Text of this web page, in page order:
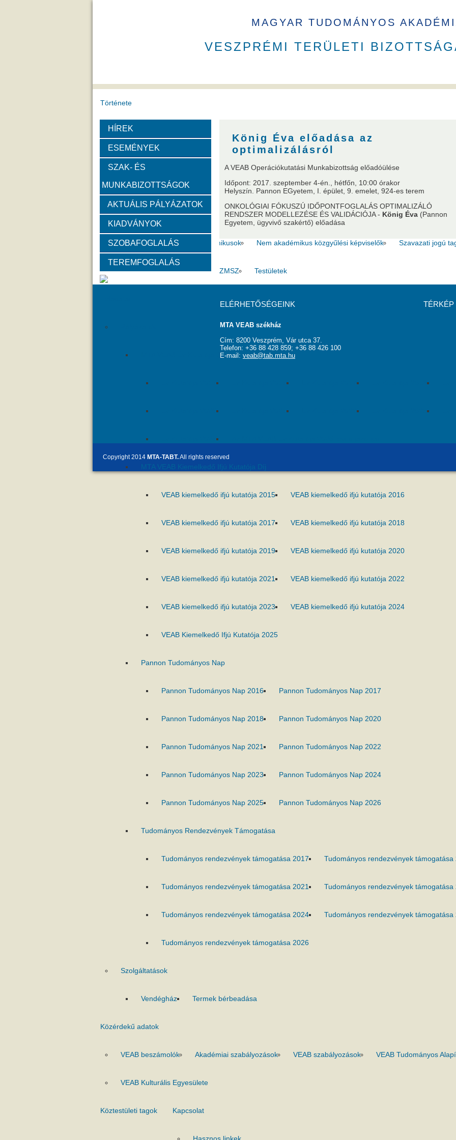
MAGYAR TUDOMÁNYOS
VESZPRÉMI TERÜLETI
Története
A VEAB története Székház
Díjak
Emlékérem Év Kutatója VEAB Kiemelkedő Ifjú Kutatója Pannon Tudományos Nap
Szervezeti felépítése
Választott vezetők Akadémikusok Nem akadémikus közgyűlési képviselők Szavazati jogú
Tanácskozási jogú tagok SZMSZ Testületek
MTA VEAB Év Kutatója Díj
MTA VEAB Kiemelkedő Ifjú Kutatója Díj
VEAB kiemelkedő ifjú kutatója 2015 VEAB kiemelkedő ifjú kutatója 2016
VEAB kiemelkedő ifjú kutatója 2017 VEAB kiemelkedő ifjú kutatója 2018
VEAB kiemelkedő ifjú kutatója 2019 VEAB kiemelkedő ifjú kutatója 2020
VEAB kiemelkedő ifjú kutatója 2021 VEAB kiemelkedő ifjú kutatója 2022
VEAB kiemelkedő ifjú kutatója 2023 VEAB kiemelkedő ifjú kutatója 2024
VEAB Kiemelkedő Ifjú Kutatója 2025
Pannon Tudományos Nap
Pannon Tudományos Nap 2016 Pannon Tudományos Nap 2017
Pannon Tudományos Nap 2018 Pannon Tudományos Nap 2020
Pannon Tudományos Nap 2021 Pannon Tudományos Nap 2022
Pannon Tudományos Nap 2023 Pannon Tudományos Nap 2024
Pannon Tudományos Nap 2025 Pannon Tudományos Nap 2026
Tudományos Rendezvények Támogatása
Tudományos rendezvények támogatása 2017 Tudományos rendezvények támogatása
Tudományos rendezvények támogatása 2021 Tudományos rendezvények támogatása
Tudományos rendezvények támogatása 2024 Tudományos rendezvények támogatása
Tudományos rendezvények támogatása 2026
Szolgáltatások
Vendégház Termek bérbeadása
Közérdekű adatok
VEAB beszámolók Akadémiai szabályozások VEAB szabályozások VEAB Tudományos
VEAB Kulturális Egyesülete
Köztestületi tagok Kapcsolat
HÍREK
ESEMÉNYEK
SZAK- ÉS
MUNKABIZOTTSÁGOK
AKTUÁLIS PÁLYÁZATOK
KIADVÁNYOK
SZOBAFOGLALÁS
TEREMFOGLALÁS
König Éva előadása az
optimalizálásról
A VEAB Operációkutatási Munkabizottság előadóülése
Időpont: 2017. szeptember 4-én., hétfőn, 10:00 órakor
Helyszín. Pannon EGyetem, I. épület, 9. emelet, 924-es terem
ONKOLÓGIAI FÓKUSZÚ IDŐPONTFOGLALÁS OPTIMALIZÁLÓ
RENDSZER MODELLEZÉSE ÉS VALIDÁCIÓJA - König Éva (Pannon
Egyetem, ügyvivő szakértő) előadása
ELÉRHETŐSÉGEINK
MTA VEAB székház
Cím: 8200 Veszprém, Vár utca 37.
Telefon: +36 88 428 859; +36 88 426 100
E-mail: veab@tab.mta.hu
TÉRKÉP
Copyright 2014 MTA-TABT.All rights reserved